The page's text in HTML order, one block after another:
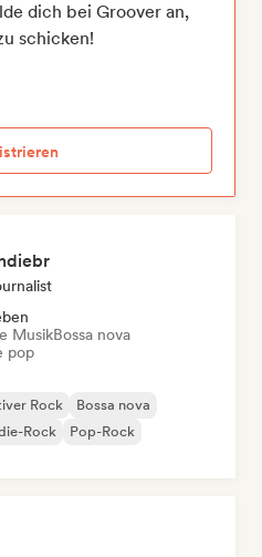
dich bei Groover an,
schicken!
MusikBossa nova
pop
Rock
Bossa nova
Rock
Pop-Rock